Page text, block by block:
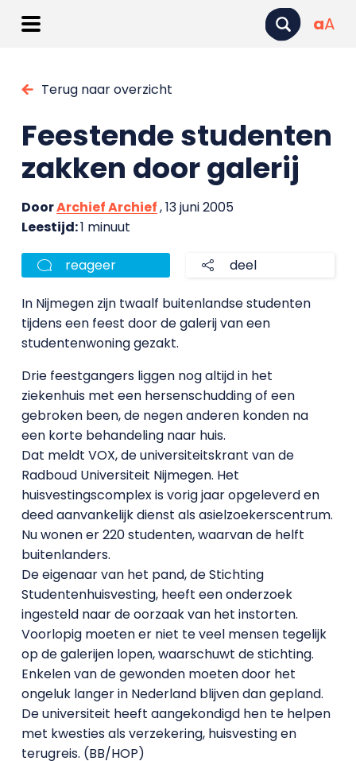
aA
Terug naar overzicht
Feestende studenten
zakken door galerij
DoorArchief Archief, 13 juni 2005
Leestijd:1 minuut
reageer deel
In Nijmegen zijn twaalf buitenlandse studenten
tijdens een feest door de galerij van een
studentenwoning gezakt.
Drie feestgangers liggen nog altijd in het
ziekenhuis met een hersenschudding of een
gebroken been, de negen anderen konden na
een korte behandeling naar huis.
Dat meldt VOX, de universiteitskrant van de
Radboud Universiteit Nijmegen. Het
huisvestingscomplex is vorig jaar opgeleverd en
deed aanvankelijk dienst als asielzoekerscentrum.
Nu wonen er 220 studenten, waarvan de helft
buitenlanders.
De eigenaar van het pand, de Stichting
Studentenhuisvesting, heeft een onderzoek
ingesteld naar de oorzaak van het instorten.
Voorlopig moeten er niet te veel mensen tegelijk
op de galerijen lopen, waarschuwt de stichting.
Enkelen van de gewonden moeten door het
ongeluk langer in Nederland blijven dan gepland.
De universiteit heeft aangekondigd hen te helpen
met kwesties als verzekering, huisvesting en
terugreis. (BB/HOP)